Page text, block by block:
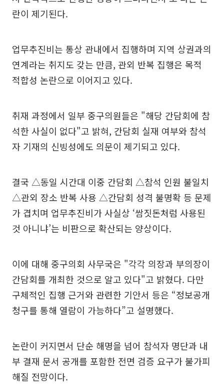
란이 제기된다.
업무추진비는 통상 관내에서 집행하며 지역 상권과의
연계라는 취지도 갖는 만큼, 관외 반복 집행은 목적
적합성 논란으로 이어지고 있다.
취재 과정에서 일부 중구의원들은 "해당 간담회에 참
석한 사실이 없다"고 밝혀, 간담회 실재 여부와 참석
자 기재의 신빙성에도 의문이 제기되고 있다.
결국 △동일 시간대 이중 간담회 △참석 인원 불일치
△관외 장소 반복 사용 △간담회 성격 불명확 등 문제
가 겹치며 업무추진비가 사실상 ‘쌈짓돈처럼 사용된
것 아니냐’는 비판으로 확산되는 양상이다.
이에 대해 중구의회 사무국은 "각각 의장과 부의장이
간담회를 개최한 것으로 알고 있다"고 밝혔다. 다만
구체적인 집행 근거와 관련한 기안서 등은 “정보공개
청구를 통해 열람이 가능하다”고 설명했다.
논란이 커지면서 단순 해명을 넘어 참석자 명단과 내
부 결재 문서 공개를 포함한 전면 검증 요구가 불가피
해질 전망이다.